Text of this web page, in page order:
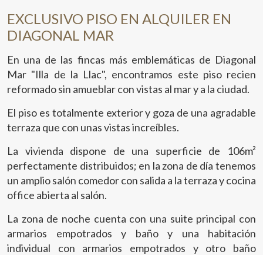
EXCLUSIVO PISO EN ALQUILER EN
DIAGONAL MAR
En una de las fincas más emblemáticas de Diagonal
Mar "Illa de la Llac", encontramos este piso recien
reformado sin amueblar con vistas al mar y a la ciudad.
El piso es totalmente exterior y goza de una agradable
terraza que con unas vistas increíbles.
La vivienda dispone de una superficie de 106m²
perfectamente distribuidos; en la zona de día tenemos
un amplio salón comedor con salida a la terraza y cocina
office abierta al salón.
La zona de noche cuenta con una suite principal con
armarios empotrados y baño y una habitación
individual con armarios empotrados y otro baño